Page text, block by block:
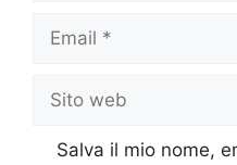
Email
Sito
web
Salva il mio nome,